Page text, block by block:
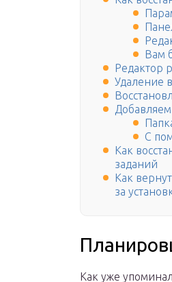
Вам
Редактор
Удаление
С
Как
заданий
Как
за
Как уже